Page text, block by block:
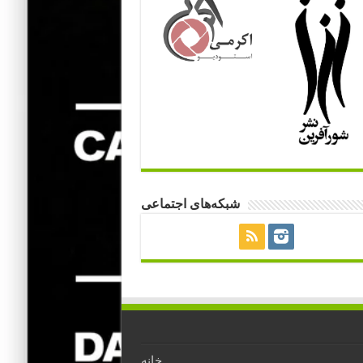
شبکه‌های اجتماعی
خانه